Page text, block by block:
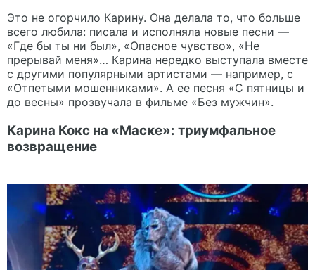
Это не огорчило Карину. Она делала то, что больше
всего любила: писала и исполняла новые песни —
«Где бы ты ни был», «Опасное чувство», «Не
прерывай меня»… Карина нередко выступала вместе
с другими популярными артистами — например, с
«Отпетыми мошенниками». А ее песня «С пятницы и
до весны» прозвучала в фильме «Без мужчин».
Карина Кокс на «Маске»: триумфальное
возвращение